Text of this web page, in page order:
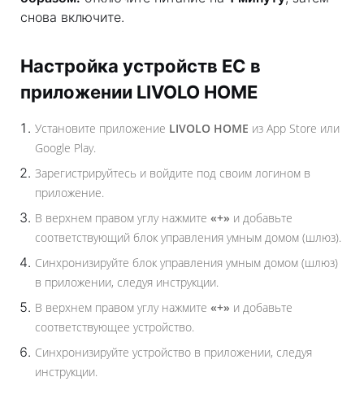
снова включите.
Настройка устройств EC в
приложении LIVOLO HOME
Установите приложение LIVOLO HOME из App Store или
Google Play.
Зарегистрируйтесь и войдите под своим логином в
приложение.
В верхнем правом углу нажмите «+» и добавьте
соответствующий блок управления умным домом (шлюз).
Синхронизируйте блок управления умным домом (шлюз)
в приложении, следуя инструкции.
В верхнем правом углу нажмите «+» и добавьте
соответствующее устройство.
Синхронизируйте устройство в приложении, следуя
инструкции.